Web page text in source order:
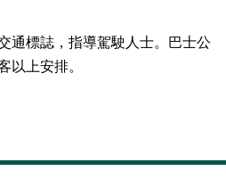
標誌，指導駕駛人士。巴士公
上安排。